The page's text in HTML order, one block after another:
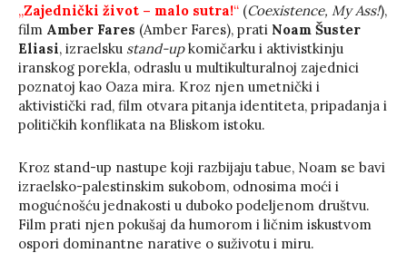
„Zajednički život – malo sutra!“ (Coexistence, My Ass!),
film Amber Fares (Amber Fares), prati Noam Šuster
Eliasi, izraelsku stand-upkomičarku i aktivistkinju
iranskog porekla, odraslu u multikulturalnoj zajednici
poznatoj kao Oaza mira. Kroz njen umetnički i
aktivistički rad, film otvara pitanja identiteta, pripadanja i
političkih konflikata na Bliskom istoku.
Kroz stand-up nastupe koji razbijaju tabue, Noam se bavi
izraelsko-palestinskim sukobom, odnosima moći i
mogućnošću jednakosti u duboko podeljenom društvu.
Film prati njen pokušaj da humorom i ličnim iskustvom
ospori dominantne narative o suživotu i miru.